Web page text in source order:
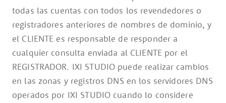
todas las cuentas con todos los revendedores o
registradores anteriores de nombres de dominio, y
el CLIENTE es responsable de responder a
cualquier consulta enviada al CLIENTE por el
REGISTRADOR. IXI STUDIO puede realizar cambios
en las zonas y registros DNS en los servidores DNS
operados por IXI STUDIO cuando lo considere